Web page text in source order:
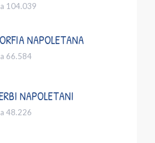
104.039
NAPOLETANA
66.584
NAPOLETANI
48.226